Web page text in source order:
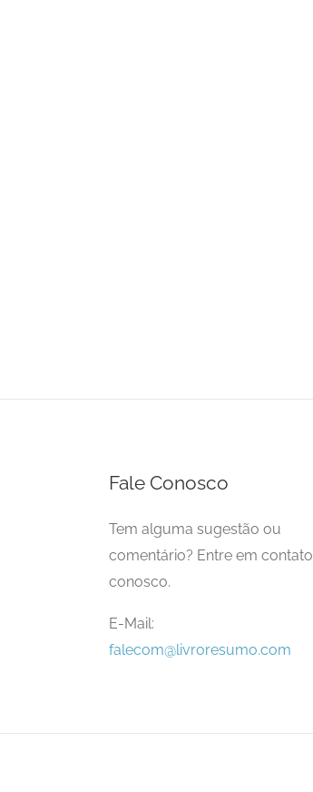
Fale Conosco
Tem alguma sugestão ou
comentário? Entre em contato
conosco.
E-Mail:
falecom@livroresumo.com